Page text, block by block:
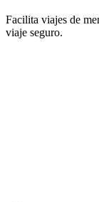
Facilita viajes de
viaje seguro.